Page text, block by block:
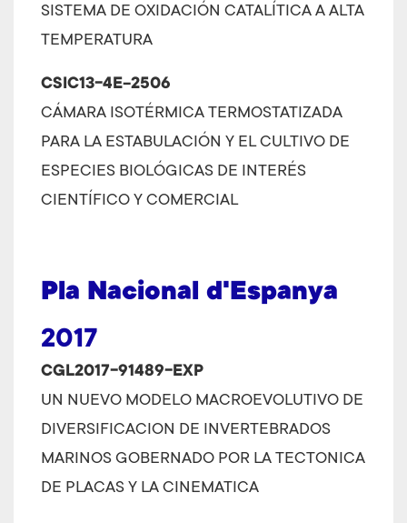
SISTEMA DE OXIDACIÓN CATALÍTICA A ALTA
TEMPERATURA
CSIC13-4E-2506
CÁMARA ISOTÉRMICA TERMOSTATIZADA
PARA LA ESTABULACIÓN Y EL CULTIVO DE
ESPECIES BIOLÓGICAS DE INTERÉS
CIENTÍFICO Y COMERCIAL
Pla Nacional d'Espanya
2017
CGL2017-91489-EXP
UN NUEVO MODELO MACROEVOLUTIVO DE
DIVERSIFICACION DE INVERTEBRADOS
MARINOS GOBERNADO POR LA TECTONICA
DE PLACAS Y LA CINEMATICA